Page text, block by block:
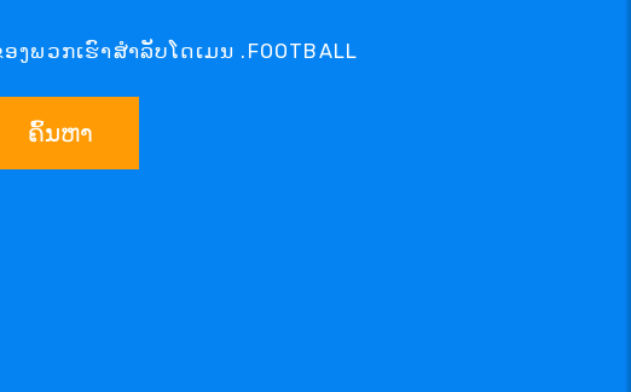
ງພວກເຮົາສຳລັບໂດເມນ .FOOTBALL
ຄົ້ນຫາ